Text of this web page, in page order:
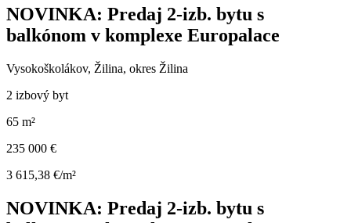
NOVINKA: Predaj 2-izb. bytu s
balkónom v komplexe Europalace
Vysokoškolákov, Žilina, okres Žilina
2 izbový byt
65 m²
235 000 €
3 615,38 €/m²
NOVINKA: Predaj 2-izb. bytu s